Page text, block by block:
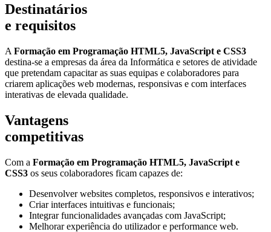
Destinatários
e requisitos
A Formação em Programação HTML5, JavaScript e CSS3
destina-se a empresas da área da Informática e setores de atividade
que pretendam capacitar as suas equipas e colaboradores para
criarem aplicações web modernas, responsivas e com interfaces
interativas de elevada qualidade.
Vantagens
competitivas
Com a Formação em Programação HTML5, JavaScript e
CSS3 os seus colaboradores ficam capazes de:
Desenvolver websites completos, responsivos e interativos;
Criar interfaces intuitivas e funcionais;
Integrar funcionalidades avançadas com JavaScript;
Melhorar experiência do utilizador e performance web.